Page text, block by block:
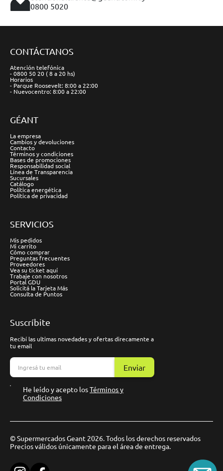
0800 5020
CONTÁCTANOS
Atención telefónica
- 0800 50 20 ( 8 a 20 hs)
Horarios
- Parque Roosevelt: 8:00 a 22:00
- Nuevocentro: 8:00 a 22:00
GÉANT
La empresa
Cambios y devoluciones
Contacto
Términos y condiciones
Bases de promociones
Responsabilidad social
Línea de Transparencia
Sucursales
Catálogo
Política energética
Política de privacidad
SERVICIOS
Mis pedidos
Mi carrito
Cómo comprar
Preguntas frecuentes
Proveedores
Vea su ticket aquí
Trabaje con nosotros
Portal GDU
Solicitá la Tarjeta Más
Consulta de Puntos
Suscríbite
Recibí las ultimas novedades y ofertas direcamente a
tu email
Enviar
He leído y acepto losTérminos y
Condiciones
© Supermercados Geant 2026. Todos los derechos reservados
Precios válidos únicamente para el área de entrega.